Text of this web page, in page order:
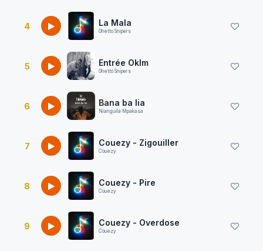
4 La Mala
Ghetto Snipers
5 Entrée Oklm
Ghetto Snipers
6 Bana ba lia
Nianguila Mpakasa
7 Couezy - Zigouiller
Couezy
8 Couezy - Pire
Couezy
9 Couezy - Overdose
Couezy